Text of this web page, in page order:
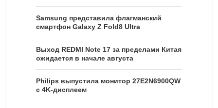
Samsung представила флагманский
смартфон Galaxy Z Fold8 Ultra
Выход REDMI Note 17 за пределами Китая
ожидается в начале августа
Philips выпустила монитор 27E2N6900QW
с 4K-дисплеем